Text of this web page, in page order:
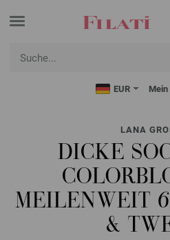
EUR Mein
LANA
DICKE
MEILENWEIT
&